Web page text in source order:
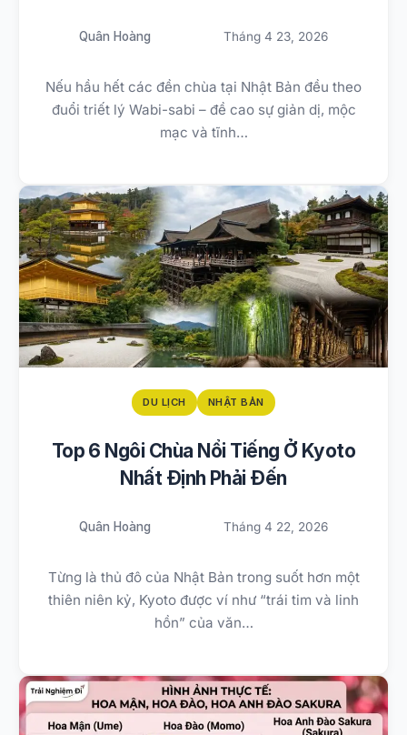
Quân Hoàng Tháng 4 23, 2026
Nếu hầu hết các đền chùa tại Nhật Bản đều theo
đuổi triết lý Wabi-sabi – đề cao sự giản dị, mộc
mạc và tĩnh…
DU LỊCH NHẬT BẢN
Top 6 Ngôi Chùa Nổi Tiếng Ở Kyoto
Nhất Định Phải Đến
Quân Hoàng Tháng 4 22, 2026
Từng là thủ đô của Nhật Bản trong suốt hơn một
thiên niên kỷ, Kyoto được ví như “trái tim và linh
hồn” của văn…